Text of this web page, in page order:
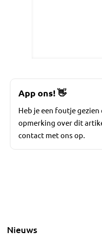
App ons!👋
Heb je een foutje gezien
opmerking over dit
contact met ons op.
Nieuws